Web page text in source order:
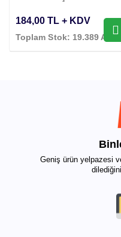
184,00 TL + KDV
Toplam Stok: 19.389 Adet
Geniş ürün yelpazesi